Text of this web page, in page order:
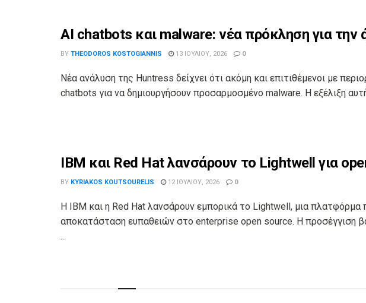
AI chatbots και malware: νέα πρόκληση για την
BY THEODOROS KOSTOGIANNIS 13 ΙΟΥΛΊΟΥ, 2026 0
Νέα ανάλυση της Huntress δείχνει ότι ακόμη και επιτιθέμενοι με
chatbots για να δημιουργήσουν προσαρμοσμένο malware. Η εξέλιξη
IBM και Red Hat λανσάρουν το Lightwell για
BY KYRIAKOS KOUTSOURELIS 12 ΙΟΥΛΊΟΥ, 2026 0
Η IBM και η Red Hat λανσάρουν εμπορικά το Lightwell, μια πλατφόρμα
αποκατάσταση ευπαθειών στο enterprise open source. Η προσέγγιση
...